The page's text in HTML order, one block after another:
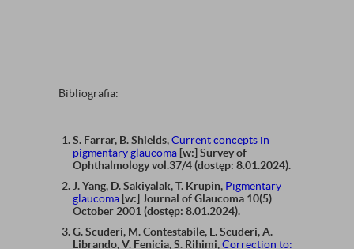
Bibliografia:
S. Farrar, B. Shields,Current concepts in
pigmentary glaucoma [w:] Survey of
Ophthalmology vol.37/4 (dostęp: 8.01.2024).
J. Yang, D. Sakiyalak, T. Krupin, Pigmentary
glaucoma [w:] Journal of Glaucoma 10(5)
October 2001 (dostęp: 8.01.2024).
G. Scuderi, M. Contestabile, L. Scuderi, A.
Librando, V. Fenicia, S. Rihimi,Correction to: